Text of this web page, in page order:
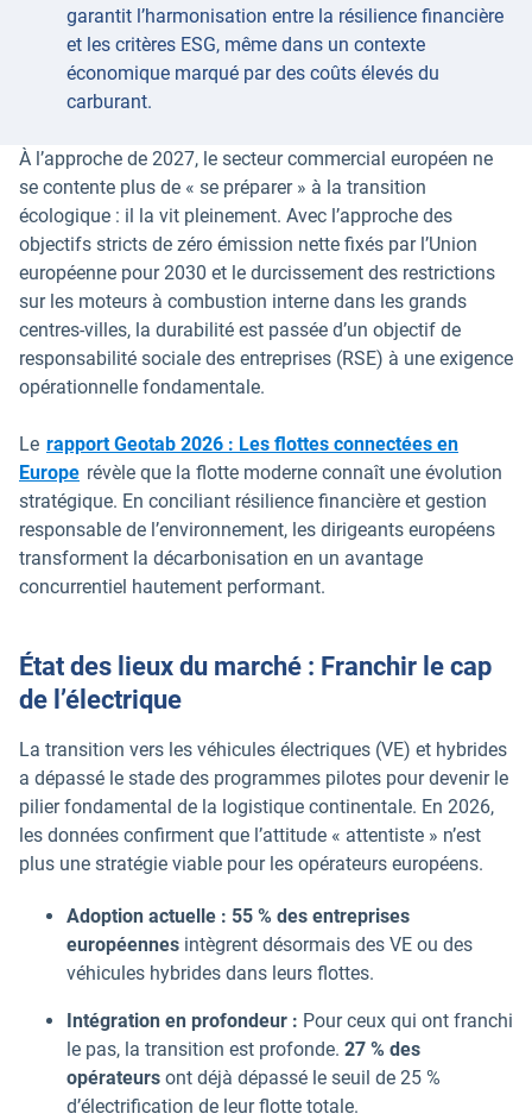
garantit l’harmonisation entre la résilience financière
et les critères ESG, même dans un contexte
économique marqué par des coûts élevés du
carburant.
À l’approche de 2027, le secteur commercial européen ne
se contente plus de « se préparer » à la transition
écologique : il la vit pleinement. Avec l’approche des
objectifs stricts de zéro émission nette fixés par l’Union
européenne pour 2030 et le durcissement des restrictions
sur les moteurs à combustion interne dans les grands
centres-villes, la durabilité est passée d’un objectif de
responsabilité sociale des entreprises (RSE) à une exigence
opérationnelle fondamentale.
Le rapport Geotab 2026 : Les flottes connectées en
Europe révèle que la flotte moderne connaît une évolution
stratégique. En conciliant résilience financière et gestion
responsable de l’environnement, les dirigeants européens
transforment la décarbonisation en un avantage
concurrentiel hautement performant.
État des lieux du marché : Franchir le cap
de l’électrique
La transition vers les véhicules électriques (VE) et hybrides
a dépassé le stade des programmes pilotes pour devenir le
pilier fondamental de la logistique continentale. En 2026,
les données confirment que l’attitude « attentiste » n’est
plus une stratégie viable pour les opérateurs européens.
Adoption actuelle : 55 % des entreprises
européennes intègrent désormais des VE ou des
véhicules hybrides dans leurs flottes.
Intégration en profondeur : Pour ceux qui ont franchi
le pas, la transition est profonde. 27 % des
opérateurs ont déjà dépassé le seuil de 25 %
d’électrification de leur flotte totale.